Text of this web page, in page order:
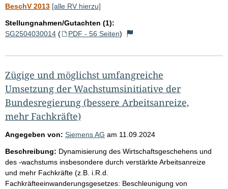
BeschV 2013 [alle RV hierzu]
Stellungnahmen/Gutachten (1):
SG2504030014 ( PDF - 56 Seiten)
Zügige und möglichst umfangreiche
Umsetzung der Wachstumsinitiative der
Bundesregierung (bessere Arbeitsanreize,
mehr Fachkräfte)
Angegeben von: Siemens AG am 11.09.2024
Beschreibung: Dynamisierung des Wirtschaftsgeschehens und
des -wachstums insbesondere durch verstärkte Arbeitsanreize
und mehr Fachkräfte (z.B. i.R.d.
Fachkräfteeinwanderungsgesetzes: Beschleunigung von